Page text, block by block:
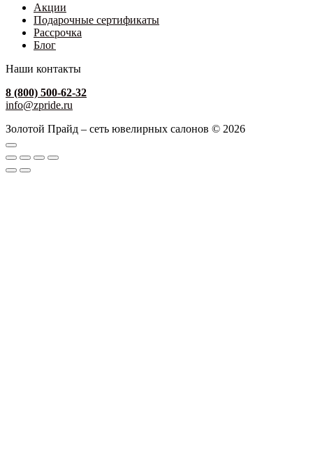
Акции
Подарочные сертификаты
Рассрочка
Блог
Наши контакты
8 (800) 500-62-32
info@zpride.ru
Золотой Прайд – сеть ювелирных салонов © 2026